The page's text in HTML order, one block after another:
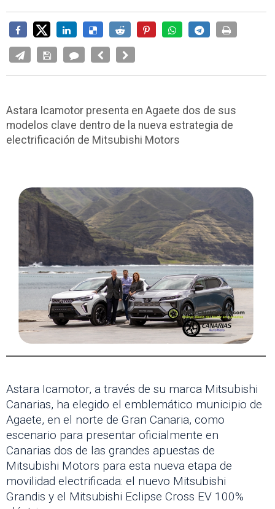
Astara Icamotor presenta en Agaete dos de sus
modelos clave dentro de la nueva estrategia de
electrificación de Mitsubishi Motors
Astara Icamotor, a través de su marca Mitsubishi
Canarias, ha elegido el emblemático municipio de
Agaete, en el norte de Gran Canaria, como
escenario para presentar oficialmente en
Canarias dos de las grandes apuestas de
Mitsubishi Motors para esta nueva etapa de
movilidad electrificada: el nuevo Mitsubishi
Grandis y el Mitsubishi Eclipse Cross EV 100%